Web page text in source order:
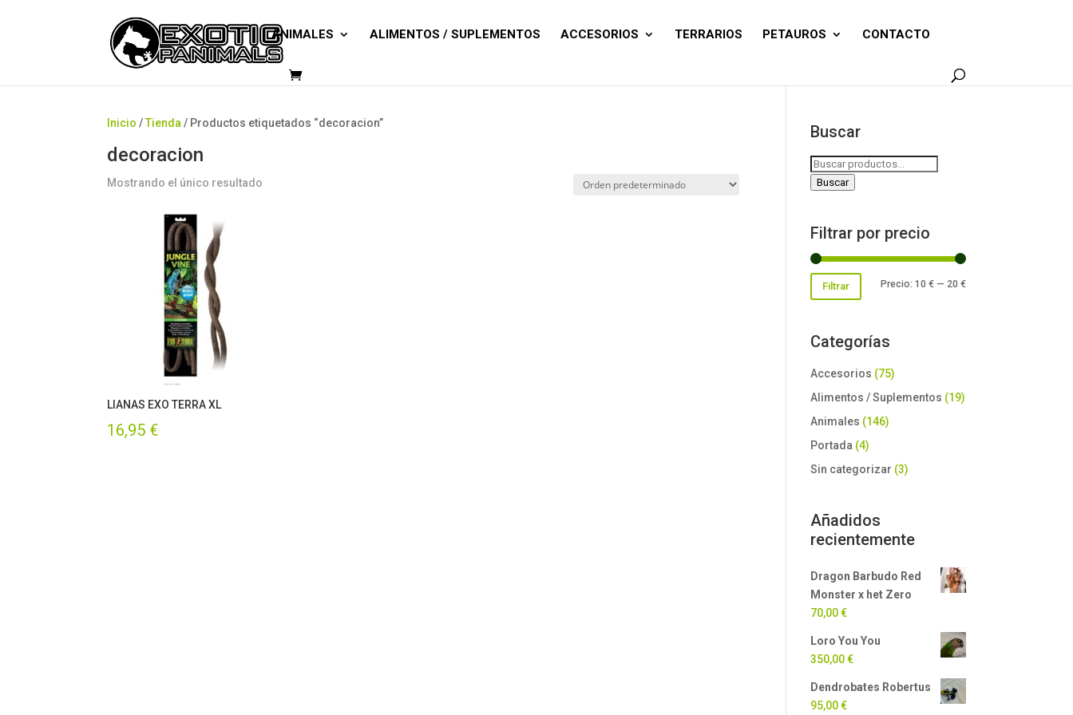
ANIMALES ALIMENTOS / SUPLEMENTOS ACCESORIOS TERRARIOS PETAUROS CONTACTO
productos
Inicio /Tienda / Productos etiquetados “decoracion”
decoracion
Mostrando el único resultado
LIANAS EXO TERRA XL
16,95 €
Buscar
Buscar
por:
Buscar
Filtrar por precio
Precio
Precio
Filtrar Precio: 10 €— 20 €
Categorías
Accesorios (75)
Alimentos / Suplementos (19)
Animales (146)
Portada (4)
Sin categorizar (3)
Añadidos
recientemente
Dragon Barbudo Red
Monster x het Zero
70,00€
Loro You You
350,00€
Dendrobates Robertus
95,00€